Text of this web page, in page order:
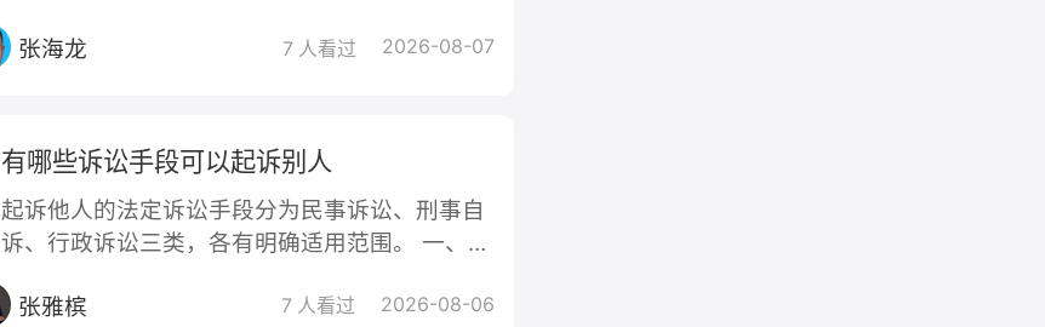
具体情形采取不同的法律应对策略。一、评估“不
张海龙 7 人看过 2026-08-07
有哪些诉讼手段可以起诉别人
起诉他人的法定诉讼手段分为民事诉讼、刑事自
诉、行政诉讼三类，各有明确适用范围。 一、法
不同的权益救济场景。民事诉讼适用于平等主体
张雅槟 7 人看过 2026-08-06